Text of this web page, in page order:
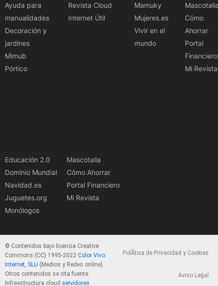
Ayuda para
manualidades
Decoración y
jardines
Mimub
Pórtico
Revista Cloud
Internet Útil
Mamuky
Mujeres.es
Vivir en el
mundo
Cómo
Ahorrar
Portal
Financiero
Mi Revista
Educación 2.0
Dominio Mundial
Navidad.es
Juguetes.org
Monólogos
Mascotalia
Cómo Ahorrar
Portal Financiero
Mi Revista
© Contenidos bajo licencia Creative
Commons (CC) 1995-2022 Color Vivo
Internet, SLU (Medios y Redes online).
Otros contenidos se cita fuente.
Infraestructura cloud servidores
PolÃ­tica de Privacidad y Cookies
Aviso Legal